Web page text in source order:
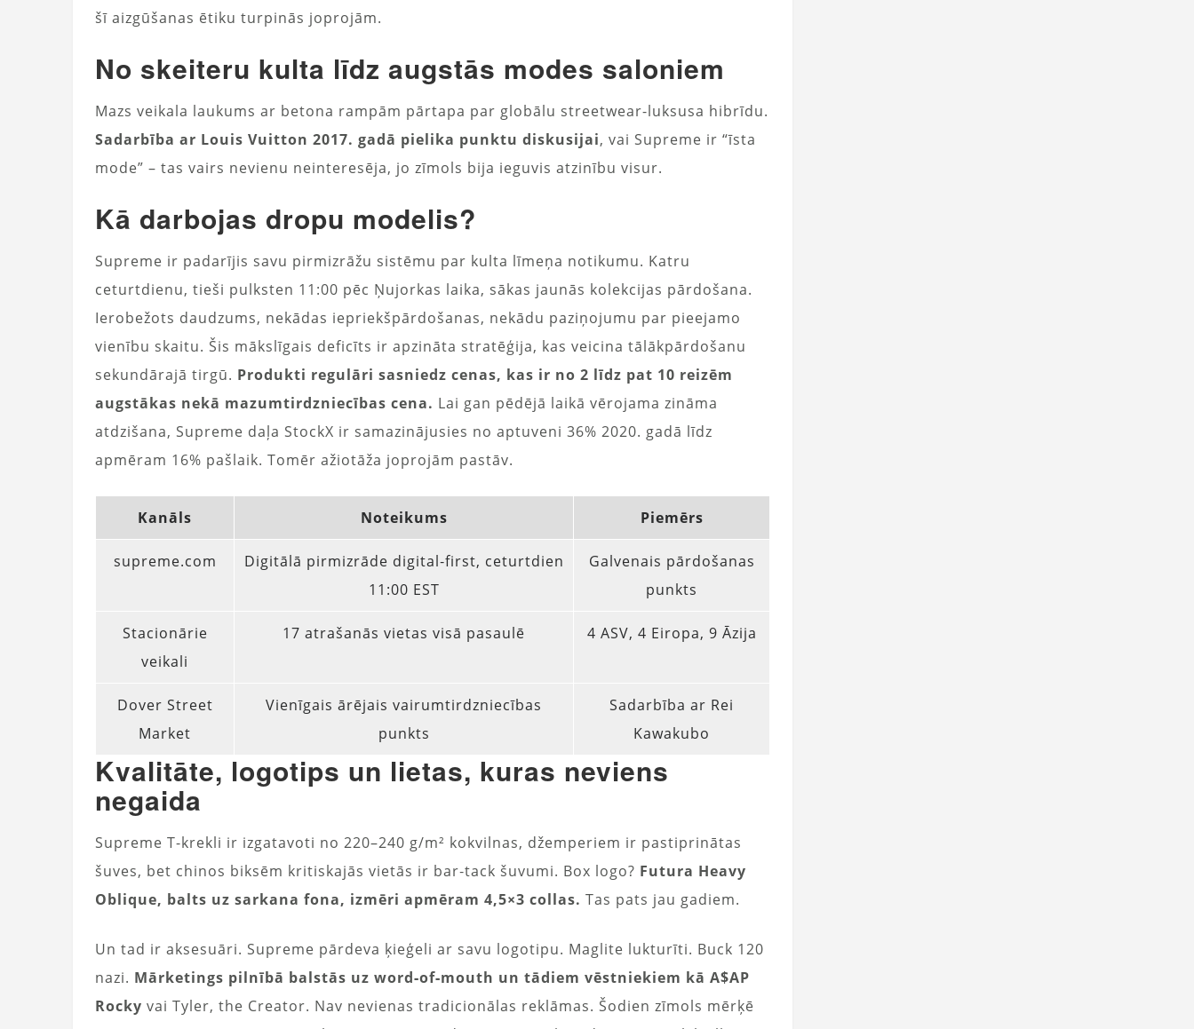
šī aizgūšanas ētiku turpinās joprojām.
No skeiteru kulta līdz augstās modes saloniem
Mazs veikala laukums ar betona rampām pārtapa par globālu streetwear-luksusa hibrīdu.
Sadarbība ar Louis Vuitton 2017. gadā pielika punktu diskusijai, vai Supreme ir “īsta
mode” – tas vairs nevienu neinteresēja, jo zīmols bija ieguvis atzinību visur.
Kā darbojas dropu modelis?
Supreme ir padarījis savu pirmizrāžu sistēmu par kulta līmeņa notikumu. Katru
ceturtdienu, tieši pulksten 11:00 pēc Ņujorkas laika, sākas jaunās kolekcijas pārdošana.
Ierobežots daudzums, nekādas iepriekšpārdošanas, nekādu paziņojumu par pieejamo
vienību skaitu. Šis mākslīgais deficīts ir apzināta stratēģija, kas veicina tālākpārdošanu
sekundārajā tirgū. Produkti regulāri sasniedz cenas, kas ir no 2 līdz pat 10 reizēm
augstākas nekā mazumtirdzniecības cena. Lai gan pēdējā laikā vērojama zināma
atdzišana, Supreme daļa StockX ir samazinājusies no aptuveni 36% 2020. gadā līdz
apmēram 16% pašlaik. Tomēr ažiotāža joprojām pastāv.
Kanāls Noteikums Piemērs
supreme.com
Digitālā pirmizrāde digital‑first, ceturtdien
11:00 EST
Galvenais pārdošanas
punkts
Stacionārie
veikali
17 atrašanās vietas visā pasaulē 4 ASV, 4 Eiropa, 9 Āzija
Dover Street
Market
Vienīgais ārējais vairumtirdzniecības
punkts
Sadarbība ar Rei
Kawakubo
Kvalitāte, logotips un lietas, kuras neviens
negaida
Supreme T-krekli ir izgatavoti no 220–240 g/m² kokvilnas, džemperiem ir pastiprinātas
šuves, bet chinos biksēm kritiskajās vietās ir bar‑tack šuvumi. Box logo? Futura Heavy
Oblique, balts uz sarkana fona, izmēri apmēram 4,5×3 collas. Tas pats jau gadiem.
Un tad ir aksesuāri. Supreme pārdeva ķieģeli ar savu logotipu. Maglite lukturīti. Buck 120
nazi. Mārketings pilnībā balstās uz word‑of‑mouth un tādiem vēstniekiem kā A$AP
Rocky vai Tyler, the Creator. Nav nevienas tradicionālas reklāmas. Šodien zīmols mērķē